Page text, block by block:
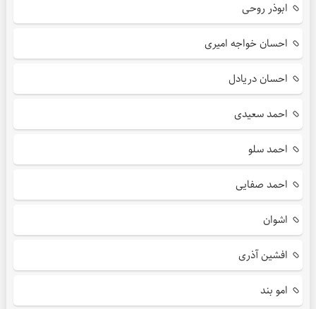
ابوذر روحی
احسان خواجه امیری
احسان دریادل
احمد سعیدی
احمد سلو
احمد صفایی
اشوان
افشین آذری
امو بند